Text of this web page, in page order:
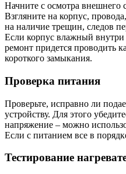
Начните с осмотра внешнего
Взгляните на корпус,
на наличие трещин, следов
Если корпус влажный внутри
ремонт придется проводить
короткого замыкания.
Проверка питания
Проверьте, исправно ли
устройству. Для этого
напряжение – можно
Если с питанием все в
Тестирование